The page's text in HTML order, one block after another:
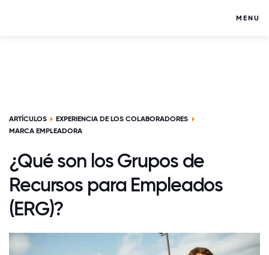
MENU
ARTÍCULOS
EXPERIENCIA DE LOS COLABORADORES
MARCA EMPLEADORA
¿Qué son los Grupos de
Recursos para Empleados
(ERG)?